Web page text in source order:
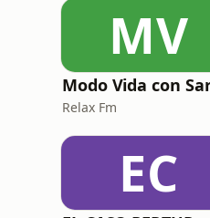
MV
Relax Fm
EC